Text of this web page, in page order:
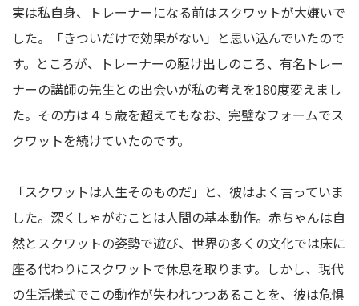
実は私自身、トレーナーになる前はスクワットが大嫌いで
した。「きついだけで効果がない」と思い込んでいたので
す。ところが、トレーナーの駆け出しのころ、有名トレー
ナーの講師の先生との出会いが私の考えを180度変えまし
た。その方は４５歳を超えてもなお、完璧なフォームでス
クワットを続けていたのです。
「スクワットは人生そのものだ」と、彼はよく言っていま
した。深くしゃがむことは人間の基本動作。赤ちゃんは自
然とスクワットの姿勢で遊び、世界の多くの文化では床に
座る代わりにスクワットで休息を取ります。しかし、現代
の生活様式でこの動作が失われつつあることを、彼は危惧